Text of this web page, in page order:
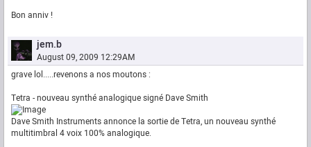
Bon anniv !
jem.b
August 09, 2009 12:29AM
grave lol.....revenons a nos moutons :
Tetra - nouveau synthé analogique signé Dave Smith
Dave Smith Instruments annonce la sortie de Tetra, un nouveau synthé
multitimbral 4 voix 100% analogique.